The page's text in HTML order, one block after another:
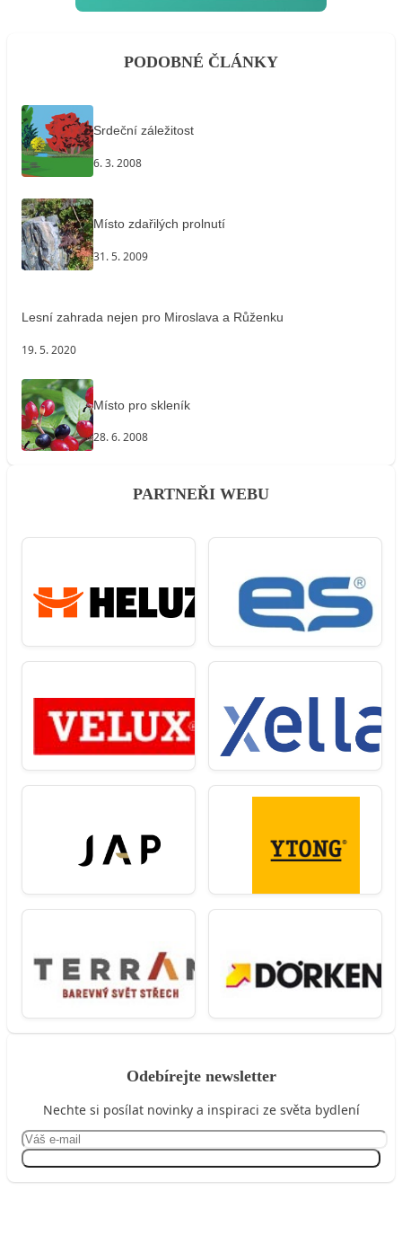
PODOBNÉ ČLÁNKY
Srdeční záležitost
6. 3. 2008
Místo zdařilých prolnutí
31. 5. 2009
Lesní zahrada nejen pro Miroslava a Růženku
19. 5. 2020
Místo pro skleník
28. 6. 2008
PARTNEŘI WEBU
Odebírejte newsletter
Nechte si posílat novinky a inspiraci ze světa bydlení